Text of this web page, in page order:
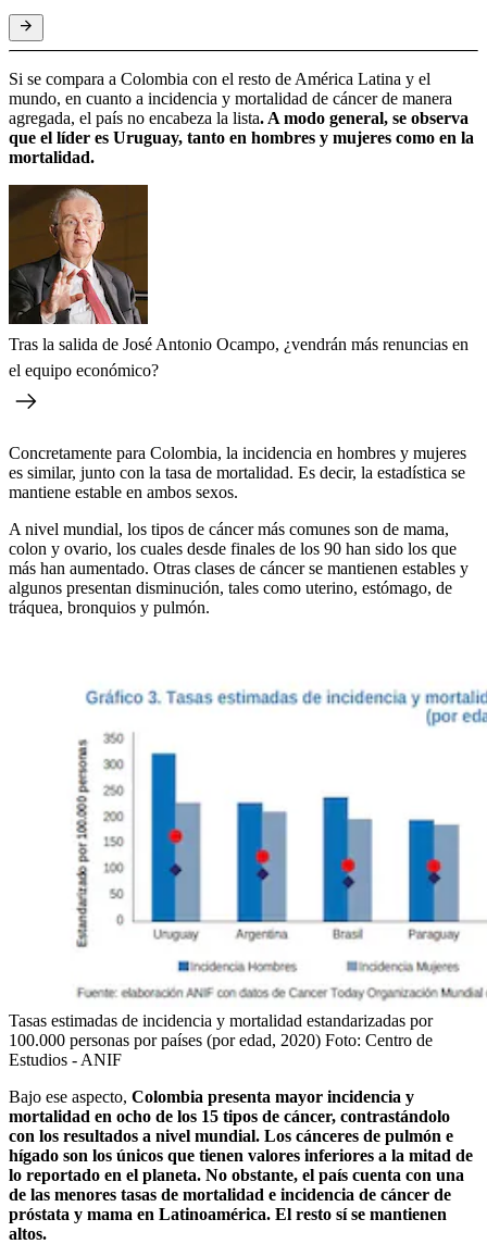
Si se compara a Colombia con el resto de América Latina y el
mundo, en cuanto a incidencia y mortalidad de cáncer de manera
agregada, el país no encabeza la lista. A modo general, se observa
que el líder es Uruguay, tanto en hombres y mujeres como en la
mortalidad.
Tras la salida de José Antonio Ocampo, ¿vendrán más renuncias en
el equipo económico?
Concretamente para Colombia, la incidencia en hombres y mujeres
es similar, junto con la tasa de mortalidad. Es decir, la estadística se
mantiene estable en ambos sexos.
A nivel mundial, los tipos de cáncer más comunes son de mama,
colon y ovario, los cuales desde finales de los 90 han sido los que
más han aumentado. Otras clases de cáncer se mantienen estables y
algunos presentan disminución, tales como uterino, estómago, de
tráquea, bronquios y pulmón.
Tasas estimadas de incidencia y mortalidad estandarizadas por
100.000 personas por países (por edad, 2020) Foto: Centro de
Estudios - ANIF
Bajo ese aspecto, Colombia presenta mayor incidencia y
mortalidad en ocho de los 15 tipos de cáncer, contrastándolo
con los resultados a nivel mundial. Los cánceres de pulmón e
hígado son los únicos que tienen valores inferiores a la mitad de
lo reportado en el planeta. No obstante, el país cuenta con una
de las menores tasas de mortalidad e incidencia de cáncer de
próstata y mama en Latinoamérica. El resto sí se mantienen
altos.